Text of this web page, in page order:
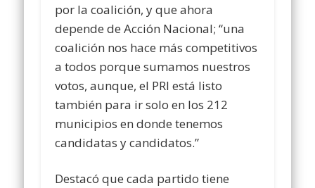
por la coalición, y que ahora
depende de Acción Nacional; “una
coalición nos hace más competitivos
a todos porque sumamos nuestros
votos, aunque, el PRI está listo
también para ir solo en los 212
municipios en donde tenemos
candidatas y candidatos.”
Destacó que cada partido tiene